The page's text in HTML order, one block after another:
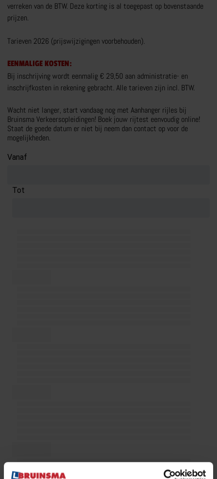
verreken van de BTW. Deze korting is al toegepast op bovenstaande
prijzen.
Tarieven 2026 (prijswijzigingen voorbehouden).
EENMALIGE KOSTEN:
Bij inschrijving wordt eenmalig € 29,50 aan administratie- en
inschrijfkosten in rekening gebracht. Alle tarieven zijn incl. BTW.
Wacht niet langer, start vandaag nog met Aanhanger rijles bij
Bruinsma Verkeersopleidingen! Boek jouw rijtest eenvoudig online!
Staat de goede datum er niet bij neem dan contact op voor de
mogelijkheden.
Vanaf
Tot
TRANSPORTOPLEIDINGEN
CHAUFFEUR WORDEN
C1 BEROEPSMATIG
WERKEN BIJ BRUINSMA
OVER BRUINSMA
BRUINSMA RIJOPLEIDINGEN